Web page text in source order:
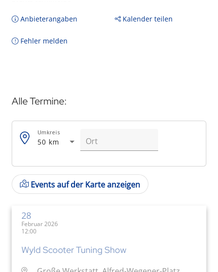
Anbieterangaben Kalender teilen
Fehler melden
Alle Termine:
50 km
Umkreis
Events auf der Karte anzeigen
28
Februar 2026
12:00
Wyld Scooter Tuning Show